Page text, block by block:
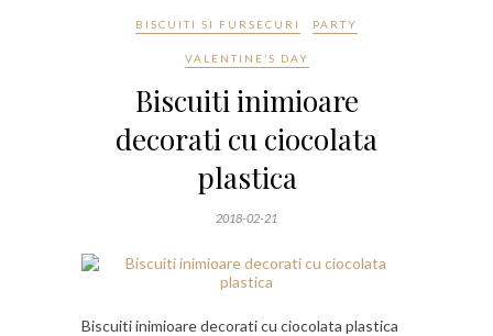
BISCUITI SI FURSECURI PARTY
VALENTINE’S DAY
Biscuiti inimioare
decorati cu ciocolata
plastica
2018-02-21
Biscuiti inimioare decorati cu ciocolata plastica